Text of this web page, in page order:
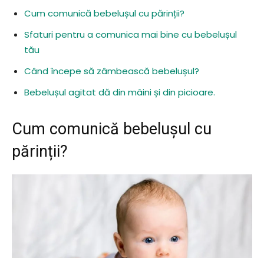
Cum comunică bebelușul cu părinții?
Sfaturi pentru a comunica mai bine cu bebelușul
tău
Când începe să zâmbească bebelușul?
Bebelușul agitat dă din mâini și din picioare.
Cum comunică bebelușul cu
părinții?